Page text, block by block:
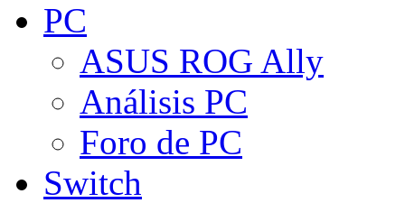
PC
ASUS ROG Ally
Análisis PC
Foro de PC
Switch